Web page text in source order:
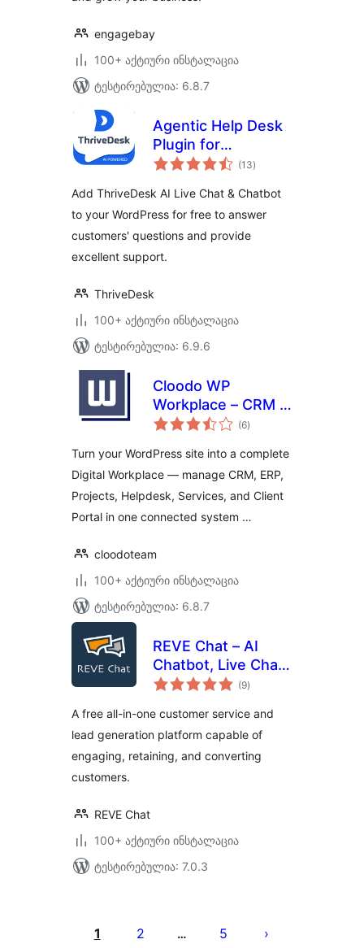
engagebay
100+ აქტიური ინსტალაცია
ტესტირებულია: 6.8.7
Agentic Help Desk
Plugin for
WordPress – Live
Ticketing –
ThriveDesk
(13საერთო
რეიტინგი
)
Add ThriveDesk AI Live Chat & Chatbot
to your WordPress for free to answer
customers' questions and provide
excellent support.
ThriveDesk
100+ აქტიური ინსტალაცია
ტესტირებულია: 6.9.6
Cloodo WP
Workplace – CRM &
Project
Services Business
(6საერთო
რეიტინგი
)
Turn your WordPress site into a complete
Digital Workplace — manage CRM, ERP,
Projects, Helpdesk, Services, and Client
Portal in one connected system …
cloodoteam
100+ აქტიური ინსტალაცია
ტესტირებულია: 6.8.7
REVE Chat – AI
Chatbot, Live Chat,
Helpdesk,
(9საერთო
რეიტინგი
)
A free all-in-one customer service and
lead generation platform capable of
engaging, retaining, and converting
customers.
REVE Chat
100+ აქტიური ინსტალაცია
ტესტირებულია: 7.0.3
გვერდებათ
1 2 … 5